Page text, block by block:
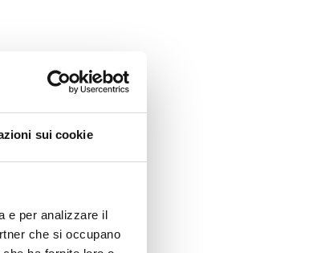
sui cookie
e per analizzare il
che si occupano